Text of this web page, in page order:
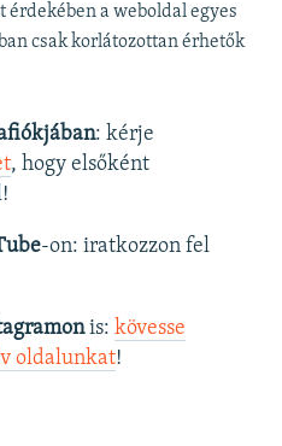
a weboldal egyes
csak korlátozottan érhetők
: kérje
, hogy elsőként
-on: iratkozzon fel
is: kövesse
oldalunkat! ​